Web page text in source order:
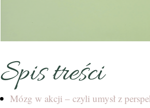
Spis treści
Mózg w akcji – czyli umysł z